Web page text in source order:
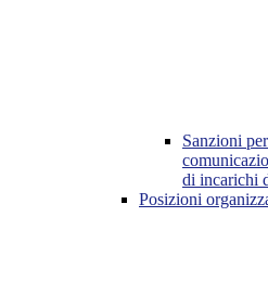
Sanzioni
di incarichi
Posizioni